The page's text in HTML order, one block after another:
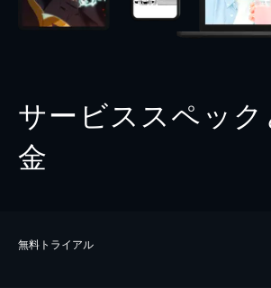
サービススペッ
金
無料トライアル